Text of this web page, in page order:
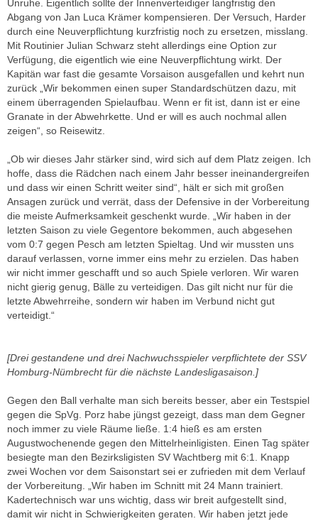
Unruhe. Eigentlich sollte der Innenverteidiger langfristig den
Abgang von Jan Luca Krämer kompensieren. Der Versuch, Harder
durch eine Neuverpflichtung kurzfristig noch zu ersetzen, misslang.
Mit Routinier Julian Schwarz steht allerdings eine Option zur
Verfügung, die eigentlich wie eine Neuverpflichtung wirkt. Der
Kapitän war fast die gesamte Vorsaison ausgefallen und kehrt nun
zurück „Wir bekommen einen super Standardschützen dazu, mit
einem überragenden Spielaufbau. Wenn er fit ist, dann ist er eine
Granate in der Abwehrkette. Und er will es auch nochmal allen
zeigen“, so Reisewitz.
„Ob wir dieses Jahr stärker sind, wird sich auf dem Platz zeigen. Ich
hoffe, dass die Rädchen nach einem Jahr besser ineinandergreifen
und dass wir einen Schritt weiter sind“, hält er sich mit großen
Ansagen zurück und verrät, dass der Defensive in der Vorbereitung
die meiste Aufmerksamkeit geschenkt wurde. „Wir haben in der
letzten Saison zu viele Gegentore bekommen, auch abgesehen
vom 0:7 gegen Pesch am letzten Spieltag. Und wir mussten uns
darauf verlassen, vorne immer eins mehr zu erzielen. Das haben
wir nicht immer geschafft und so auch Spiele verloren. Wir waren
nicht gierig genug, Bälle zu verteidigen. Das gilt nicht nur für die
letzte Abwehrreihe, sondern wir haben im Verbund nicht gut
verteidigt.“
[Drei gestandene und drei Nachwuchsspieler verpflichtete der SSV
Homburg-Nümbrecht für die nächste Landesligasaison.]
Gegen den Ball verhalte man sich bereits besser, aber ein Testspiel
gegen die SpVg. Porz habe jüngst gezeigt, dass man dem Gegner
noch immer zu viele Räume ließe. 1:4 hieß es am ersten
Augustwochenende gegen den Mittelrheinligisten. Einen Tag später
besiegte man den Bezirksligisten SV Wachtberg mit 6:1. Knapp
zwei Wochen vor dem Saisonstart sei er zufrieden mit dem Verlauf
der Vorbereitung. „Wir haben im Schnitt mit 24 Mann trainiert.
Kadertechnisch war uns wichtig, dass wir breit aufgestellt sind,
damit wir nicht in Schwierigkeiten geraten. Wir haben jetzt jede